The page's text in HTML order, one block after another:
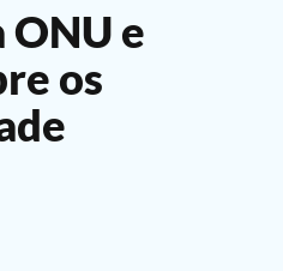
ONU e
os